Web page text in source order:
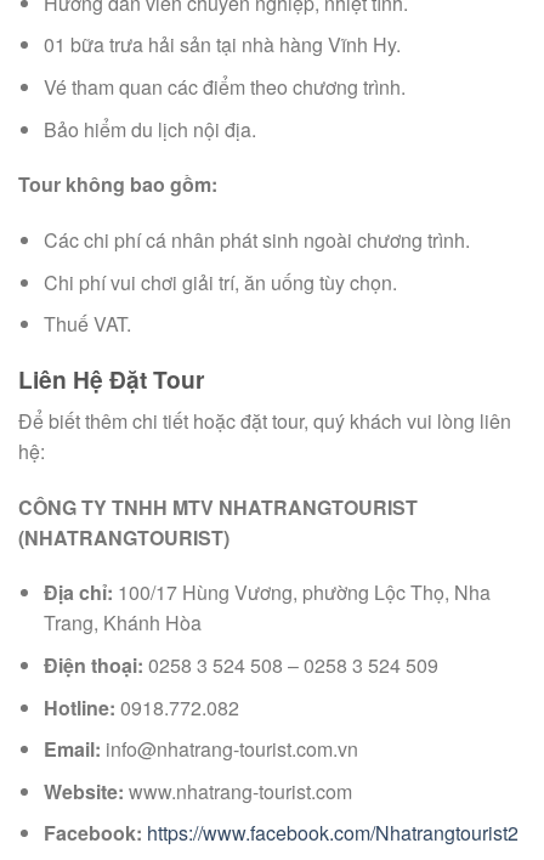
01 bữa trưa hải sản tại nhà hàng Vĩnh Hy.
Vé tham quan các điểm theo chương trình.
Bảo hiểm du lịch nội địa.
Tour không bao gồm:
Các chi phí cá nhân phát sinh ngoài chương trình.
Chi phí vui chơi giải trí, ăn uống tùy chọn.
Thuế VAT.
Liên Hệ Đặt Tour
Để biết thêm chi tiết hoặc đặt tour, quý khách vui lòng liên
hệ:
CÔNG TY TNHH MTV NHATRANGTOURIST
(NHATRANGTOURIST)
Địa chỉ: 100/17 Hùng Vương, phường Lộc Thọ, Nha
Trang, Khánh Hòa
Điện thoại: 0258 3 524 508 – 0258 3 524 509
Hotline: 0918.772.082
Email: info@nhatrang-tourist.com.vn
Website: www.nhatrang-tourist.com
Facebook: https://www.facebook.com/Nhatrangtourist2